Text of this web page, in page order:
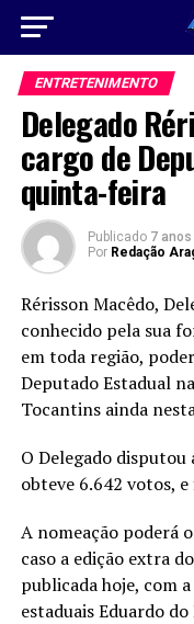
ENTRETENIMENTO
Delegado
cargo de
quinta-feira
Publicado 7
Por Redação
Rérisson Macêdo,
conhecido pela sua
em toda região,
Deputado Estadual
Tocantins ainda
O Delegado disputou
obteve 6.642 votos,
A nomeação poderá
caso a edição extra
publicada hoje, com
estaduais Eduardo